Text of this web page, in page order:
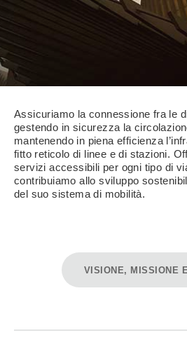
Assicuriamo la connessione fra le
gestendo in sicurezza la
mantenendo in piena efficienza
fitto reticolo di linee e di stazioni.
servizi accessibili per ogni tipo di
contribuiamo allo sviluppo
del suo sistema di mobilità.
VISIONE, MISSIONE